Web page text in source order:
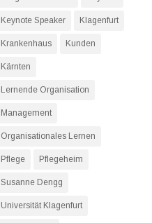
Keynote Speaker Klagenfurt
Krankenhaus Kunden
Kärnten
Lernende Organisation
Management
Organisationales Lernen
Pflege Pflegeheim
Susanne Dengg
Universität Klagenfurt